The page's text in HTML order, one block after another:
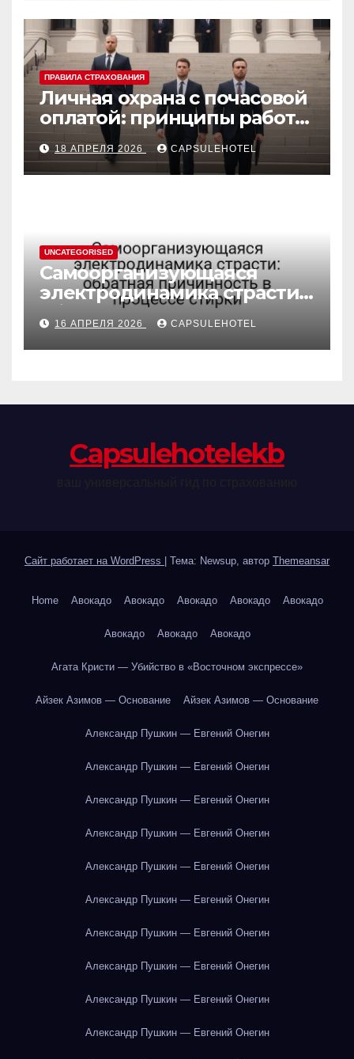
ПРАВИЛА СТРАХОВАНИЯ
Личная охрана с почасовой
оплатой: принципы работы
и правовые аспекты
18 АПРЕЛЯ 2026 CAPSULEHOTEL
UNCATEGORISED
Самоорганизующаяся
электродинамика страсти:
обратная причинность в
процессе стирки
16 АПРЕЛЯ 2026 CAPSULEHOTEL
Сapsulehotelekb
Сайт работает на WordPress Тема: Newsup, автор Themeansar
Home Авокадо Авокадо Авокадо Авокадо Авокадо
Авокадо Авокадо Авокадо
Агата Кристи — Убийство в «Восточном экспрессе»
Айзек Азимов — Основание Айзек Азимов — Основание
Александр Пушкин — Евгений Онегин
Александр Пушкин — Евгений Онегин
Александр Пушкин — Евгений Онегин
Александр Пушкин — Евгений Онегин
Александр Пушкин — Евгений Онегин
Александр Пушкин — Евгений Онегин
Александр Пушкин — Евгений Онегин
Александр Пушкин — Евгений Онегин
Александр Пушкин — Евгений Онегин
Александр Пушкин — Евгений Онегин